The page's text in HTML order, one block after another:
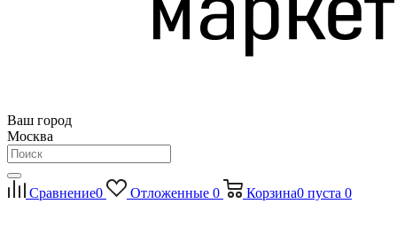
Ваш город
Москва
Сравнение0 Отложенные 0 Корзина0 пуста 0